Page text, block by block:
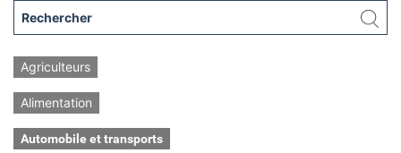
Agriculteurs
Alimentation
Automobile et transports